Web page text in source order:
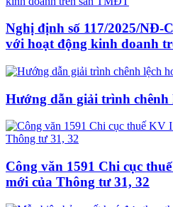
Nghị định số 117/2025/NĐ-
với hoạt động kinh doanh
Hướng dẫn giải trình chênh
Công văn 1591 Chi cục
mới của Thông tư 31, 32